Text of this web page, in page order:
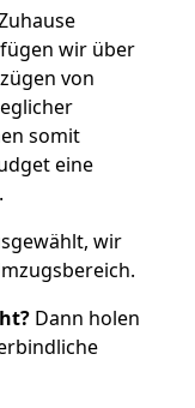
wir über
von
somit
eine
wir
Dann holen